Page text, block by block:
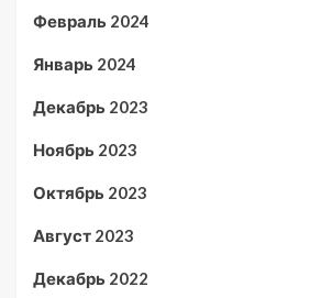
Февраль 2024
Январь 2024
Декабрь 2023
Ноябрь 2023
Октябрь 2023
Август 2023
Декабрь 2022